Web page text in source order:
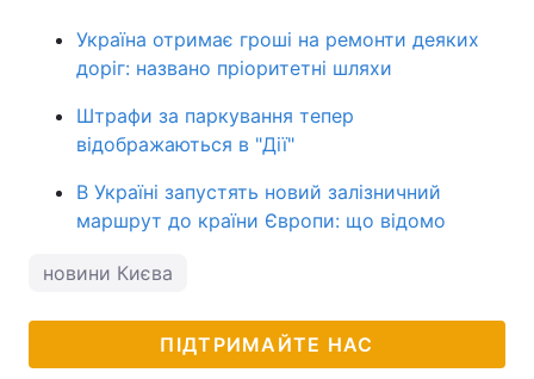
Україна отримає гроші на ремонти деяких
доріг: названо пріоритетні шляхи
Штрафи за паркування тепер
відображаються в "Дії"
В Україні запустять новий залізничний
маршрут до країни Європи: що відомо
новини Києва
ПІДТРИМАЙТЕ НАС